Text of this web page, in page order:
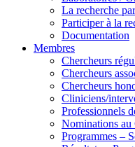
La recherche
Participer à la
Documentation
Membres
Chercheurs
Chercheurs
Chercheurs
Cliniciens/
Professionnels
Nominations au
Programmes –